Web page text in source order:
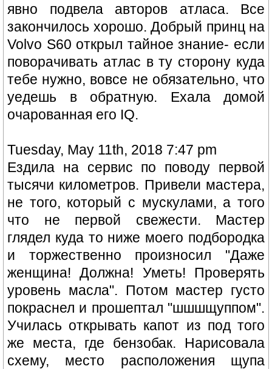
явно подвела авторов атласа. Все
закончилось хорошо. Добрый принц на
Volvo S60 открыл тайное знание- если
поворачивать атлас в ту сторону куда
тебе нужно, вовсе не обязательно, что
уедешь в обратную. Ехала домой
очарованная его IQ.
Tuesday, May 11th, 2018 7:47 pm
Ездила на сервис по поводу первой
тысячи километров. Привели мастера,
не того, который с мускулами, а того
что не первой свежести. Мастер
глядел куда то ниже моего подбородка
и торжественно произносил "Даже
женщина! Должна! Уметь! Проверять
уровень масла". Потом мастер густо
покраснел и прошептал "шшшщуппом".
Училась открывать капот из под того
же места, где бензобак. Нарисовала
схему, место расположения щупа